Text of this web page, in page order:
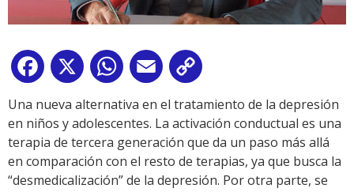
Facebook
X WhatsApp
Email
Link
Una nueva alternativa en el tratamiento de la depresión
en niños y adolescentes. La activación conductual es una
terapia de tercera generación que da un paso más allá
en comparación con el resto de terapias, ya que busca la
“desmedicalización” de la depresión. Por otra parte, se